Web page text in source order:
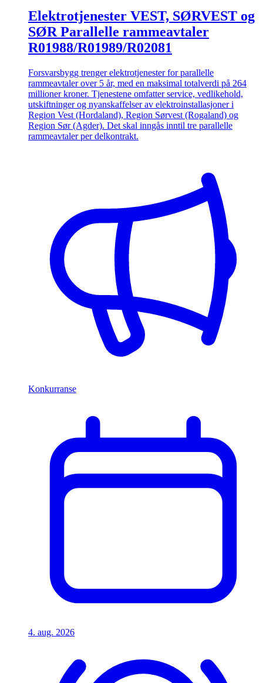
Elektrotjenester VEST, SØRVEST og
SØR Parallelle rammeavtaler
R01988/R01989/R02081
Forsvarsbygg trenger elektrotjenester for parallelle
rammeavtaler over 5 år, med en maksimal totalverdi på 264
millioner kroner. Tjenestene omfatter service, vedlikehold,
utskiftninger og nyanskaffelser av elektroinstallasjoner i
Region Vest (Hordaland), Region Sørvest (Rogaland) og
Region Sør (Agder). Det skal inngås inntil tre parallelle
rammeavtaler per delkontrakt.
Konkurranse
4. aug. 2026